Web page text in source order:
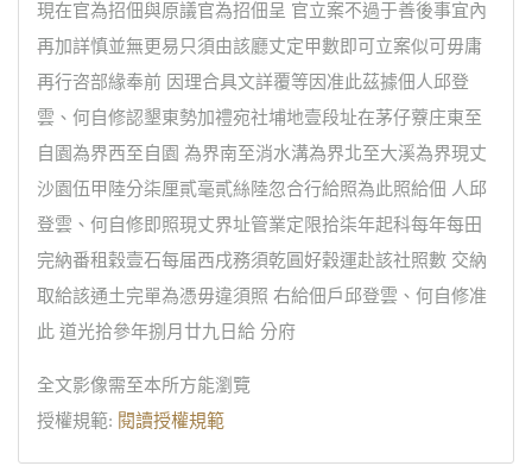
現在官為招佃與原議官為招佃呈 官立案不過于善後事宜內
再加詳慎並無更易只須由該廳丈定甲數即可立案似可毋庸
再行咨部緣奉前 因理合具文詳覆等因准此茲據佃人邱登
雲、何自修認墾東勢加禮宛社埔地壹段址在茅仔藔庄東至
自園為界西至自園 為界南至消水溝為界北至大溪為界現丈
沙園伍甲陸分柒厘貳毫貳絲陸忽合行給照為此照給佃 人邱
登雲、何自修即照現丈界址管業定限拾柒年起科每年每田
完納番租穀壹石每届西戌務須乾圓好穀運赴該社照數 交納
取給該通土完單為憑毋違須照 右給佃戶邱登雲、何自修准
此 道光拾參年捌月廿九日給 分府
全文影像需至本所方能瀏覽
授權規範: 閱讀授權規範